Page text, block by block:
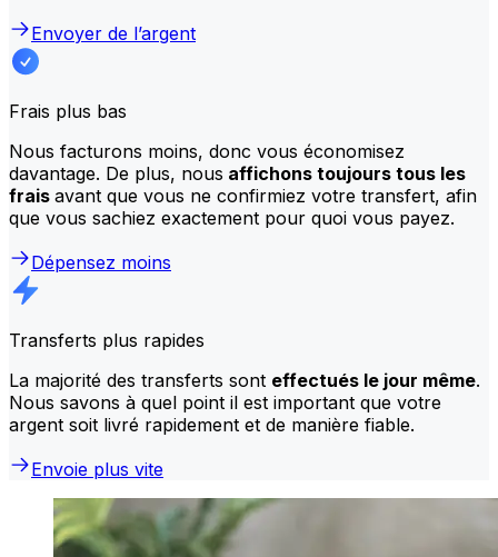
Envoyer de l’argent
Frais plus bas
Nous facturons moins, donc vous économisez
davantage. De plus, nous affichons toujours tous les
frais avant que vous ne confirmiez votre transfert, afin
que vous sachiez exactement pour quoi vous payez.
Dépensez moins
Transferts plus rapides
La majorité des transferts sont effectués le jour même.
Nous savons à quel point il est important que votre
argent soit livré rapidement et de manière fiable.
Envoie plus vite